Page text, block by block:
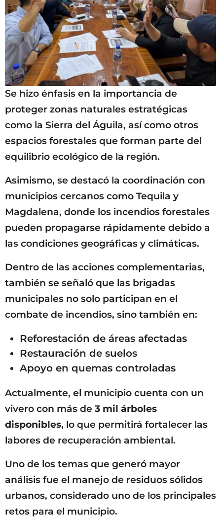
Se hizo énfasis en la importancia de
proteger zonas naturales estratégicas
como la Sierra del Águila, así como otros
espacios forestales que forman parte del
equilibrio ecológico de la región.
Asimismo, se destacó la coordinación con
municipios cercanos como Tequila y
Magdalena, donde los incendios forestales
pueden propagarse rápidamente debido a
las condiciones geográficas y climáticas.
Dentro de las acciones complementarias,
también se señaló que las brigadas
municipales no solo participan en el
combate de incendios, sino también en:
Reforestación de áreas afectadas
Restauración de suelos
Apoyo en quemas controladas
Actualmente, el municipio cuenta con un
vivero con más de 3 mil árboles
disponibles, lo que permitirá fortalecer las
labores de recuperación ambiental.
Uno de los temas que generó mayor
análisis fue el manejo de residuos sólidos
urbanos, considerado uno de los principales
retos para el municipio.